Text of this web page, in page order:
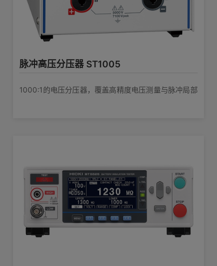
脉冲高压分压器 ST1005
1000:1的电压分压器，覆盖高精度电压测量与脉冲局部